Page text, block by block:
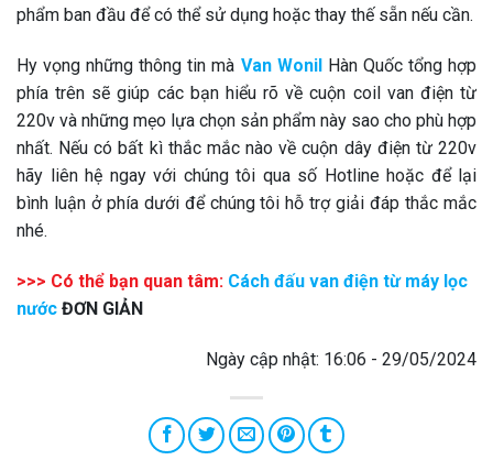
phẩm ban đầu để có thể sử dụng hoặc thay thế sẵn nếu cần.
Hy vọng những thông tin mà Van Wonil
Hàn Quốc tổng hợp
phía trên sẽ giúp các bạn hiểu rõ về cuộn coil van điện từ
220v và những mẹo lựa chọn sản phẩm này sao cho phù hợp
nhất. Nếu có bất kì thắc mắc nào về cuộn dây điện từ 220v
hãy liên hệ ngay với chúng tôi qua số Hotline hoặc để lại
bình luận ở phía dưới để chúng tôi hỗ trợ giải đáp thắc mắc
nhé.
>>> Có thể bạn quan tâm: Cách đấu van điện từ máy lọc
nước ĐƠN GIẢN
Ngày cập nhật: 16:06 - 29/05/2024